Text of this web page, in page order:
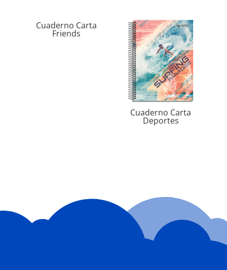
Cuaderno Carta
Friends
Cuaderno Carta
Deportes